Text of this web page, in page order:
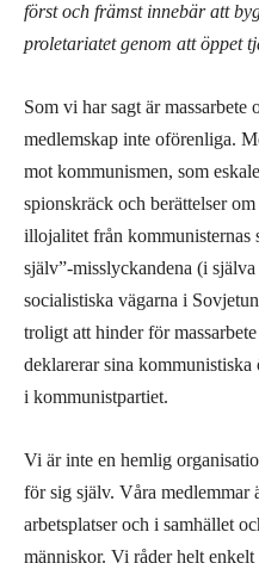
först och främst innebär att
proletariatet genom att öppet
Som vi har sagt är
medlemskap inte oförenliga.
mot kommunismen, som
spionskräck och berättelser
illojalitet från kommunisternas
själv”-misslyckandena (i
socialistiska vägarna i
troligt att hinder för
deklarerar sina
i kommunistpartiet.
Vi är inte en hemlig
för sig själv. Våra medlemmar
arbetsplatser och i samhället
människor. Vi råder helt